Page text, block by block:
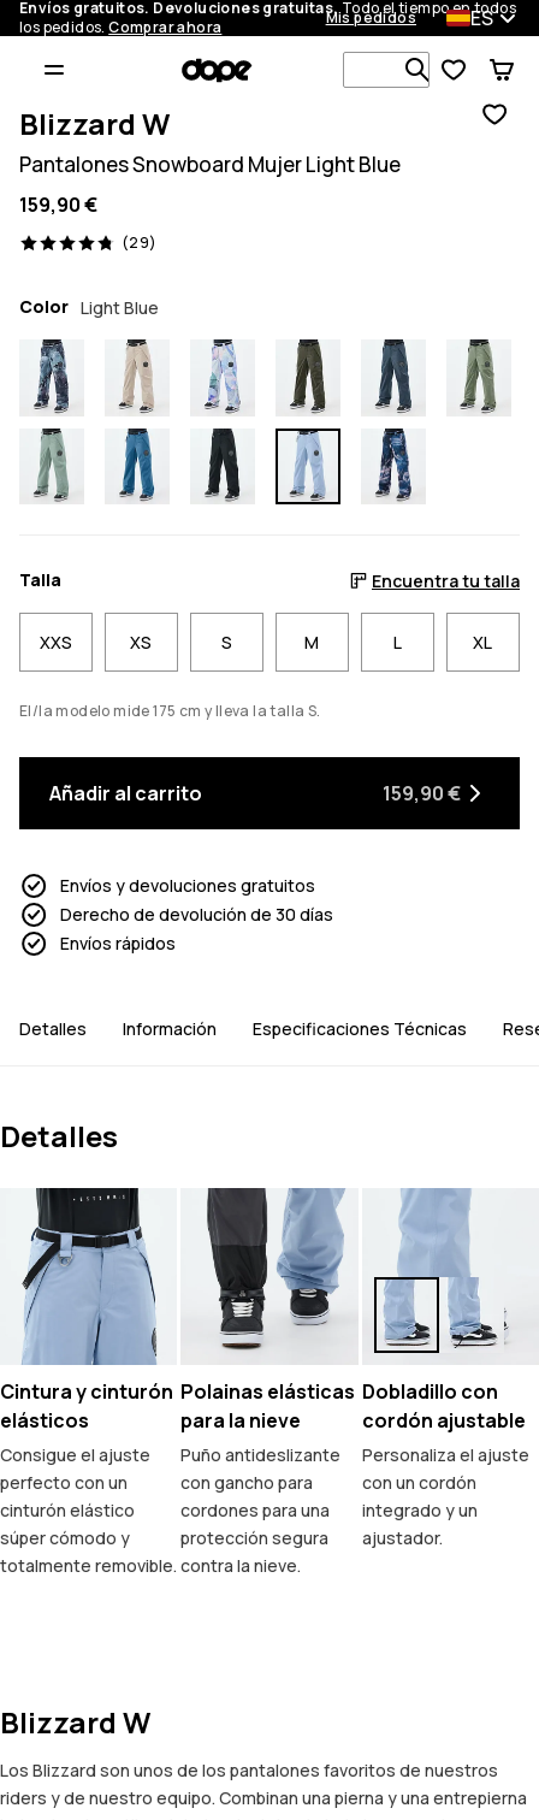
Envíos gratuitos. Devoluciones gratuitas.Todo el tiempo en todos
los pedidos.Comprar ahora Mis pedidos ES
Busca en
Blizzard W
Pantalones Snowboard Mujer Light Blue
159,90 €
(29)
29 opiniones, 4.8/5
Color Light Blue
Talla Encuentra tu talla
XXS XS S M L XL
El/la modelo mide 175 cm y lleva la talla S.
Añadir al carrito 159,90 €
Envíos y devoluciones gratuitos
Derecho de devolución de 30 días
Envíos rápidos
Detalles Información Especificaciones Técnicas
Detalles
Cintura y cinturón
elásticos
Consigue el ajuste
perfecto con un
cinturón elástico
súper cómodo y
totalmente removible.
Polainas elásticas
para la nieve
Puño antideslizante
con gancho para
cordones para una
protección segura
contra la nieve.
Dobladillo con
cordón ajustable
Personaliza el ajuste
con un cordón
integrado y un
ajustador.
Blizzard W
Los Blizzard son unos de los pantalones favoritos de nuestros
riders y de nuestro equipo. Combinan una pierna y una entrepierna